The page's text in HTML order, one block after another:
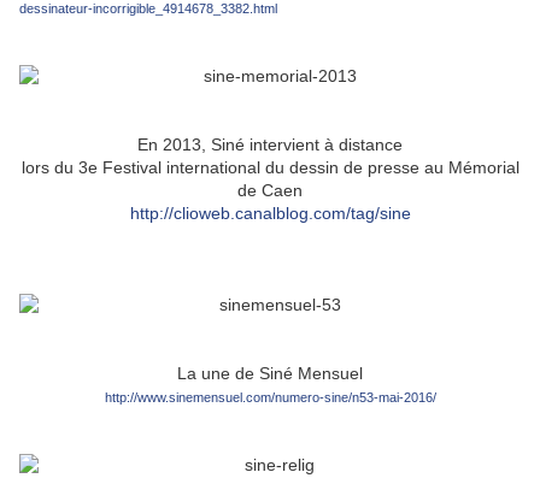
dessinateur-incorrigible_4914678_3382.html
En 2013, Siné intervient à distance
lors du 3e Festival international du dessin de presse au Mémorial
de Caen
http://clioweb.canalblog.com/tag/sine
La une de Siné Mensuel
http://www.sinemensuel.com/numero-sine/n53-mai-2016/